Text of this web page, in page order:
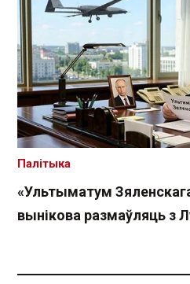
«Ультыматум
вынікова размаўляць з
Палітыка